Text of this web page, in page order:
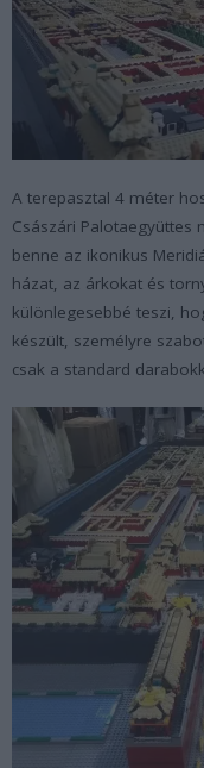
A terepasztal 4 méter
Császári Palotaegyüttes
benne az ikonikus
házat, az árkokat és
különlegesebbé teszi,
készült, személyre
csak a standard